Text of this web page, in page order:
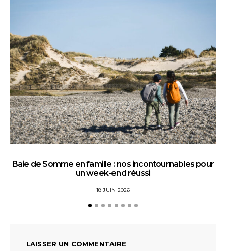
Baie de Somme en famille : nos incontournables pour
un week-end réussi
18 JUIN 2026
LAISSER UN COMMENTAIRE